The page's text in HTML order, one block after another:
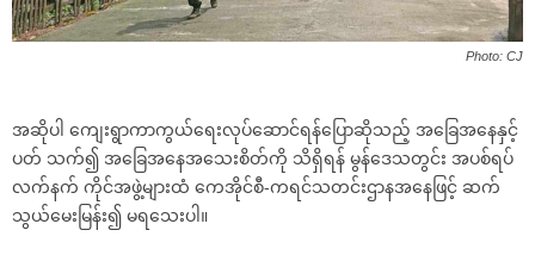
Photo: CJ
အဆိုပါ ကျေးရွာကာကွယ်ရေးလုပ်ဆောင်ရန်ပြောဆိုသည့် အခြေအနေနှင့်
ပတ် သက်၍ အခြေအနေအသေးစိတ်ကို သိရှိရန် မွန်ဒေသတွင်း အပစ်ရပ်
လက်နက် ကိုင်အဖွဲ့များထံ ကေအိုင်စီ-ကရင်သတင်းဌာနအနေဖြင့် ဆက်
သွယ်မေးမြန်း၍ မရသေးပါ။